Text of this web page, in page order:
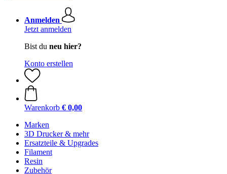
Anmelden
Jetzt anmelden
Bist du neu hier?
Konto erstellen
Warenkorb € 0,00
Marken
3D Drucker & mehr
Ersatzteile & Upgrades
Filament
Resin
Zubehör